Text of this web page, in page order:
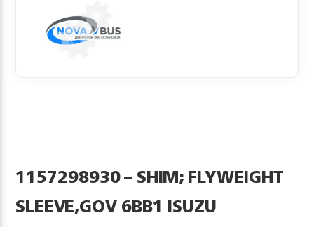
1157298930 – SHIM; FLYWEIGHT
SLEEVE,GOV 6BB1 ISUZU